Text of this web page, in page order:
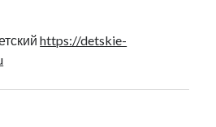
https://detskie-